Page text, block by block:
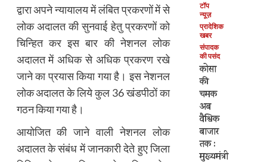
द्वारा अपने न्यायालय में लंबित प्रकरणों में से
लोक अदालत की सुनवाई हेतु प्रकरणों को
चिन्हित कर इस बार की नेशनल लोक
अदालत में अधिक से अधिक प्रकरण रखे
जाने का प्रयास किया गया है। इस नेशनल
लोक अदालत के लिये कुल 36 खंडपीठों का
गठन किया गया है।
आयोजित की जाने वाली नेशनल लोक
अदालत के संबंध में जानकारी देते हुए जिला
टॉप
न्यूज़
प्रादेशिक
खबर
संपादक
की पसंद
कोसा
की
चमक
अब
वैश्विक
बाजार
तक :
मुख्यमंत्री